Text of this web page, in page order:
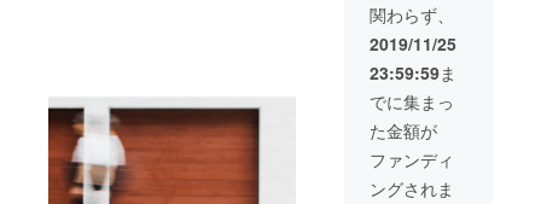
関わらず、
2019/11/25
23:59:59ま
でに集まっ
た金額が
ファンディ
ングされま